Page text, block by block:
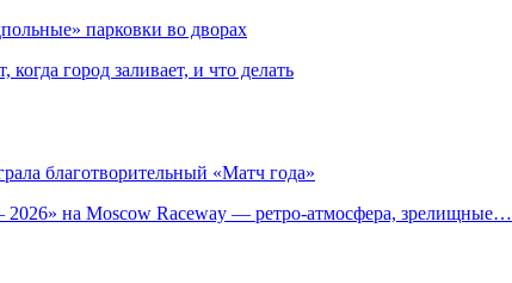
парковки во дворах
город заливает, и что делать
благотворительный «Матч года»
на Moscow Raceway — ретро‑атмосфера, зрелищные…